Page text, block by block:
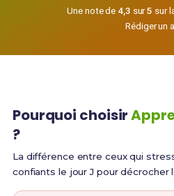
Une note de 4,3 sur5 sur
Rédiger un
Pourquoi choisir
?
La différence entre ceux qui
confiants le jour J pour décrocher